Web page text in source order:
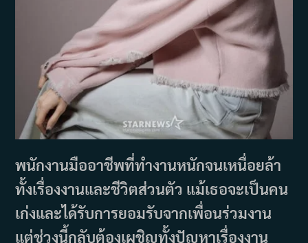
พนักงานมืออาชีพที่ทำงานหนักจนเหนื่อยล้า
ทั้งเรื่องงานและชีวิตส่วนตัว แม้เธอจะเป็นคน
เก่งและได้รับการยอมรับจากเพื่อนร่วมงาน
แต่ช่วงนี้กลับต้องเผชิญทั้งปัญหาเรื่องงาน